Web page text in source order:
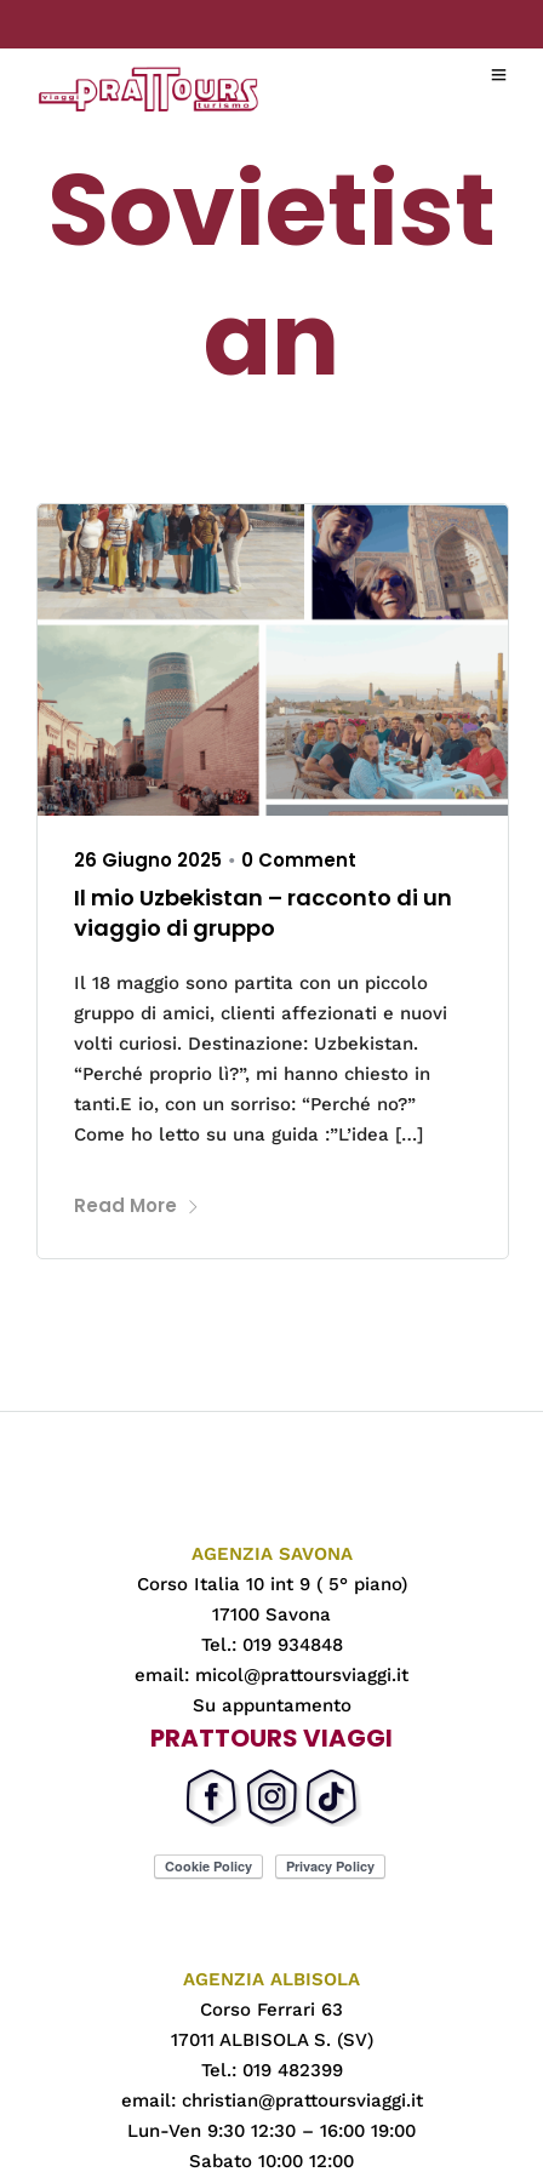
Sovietist
an
26 Giugno 2025 • 0 Comment
Il mio Uzbekistan – racconto di un
viaggio di gruppo
Il 18 maggio sono partita con un piccolo
gruppo di amici, clienti affezionati e nuovi
volti curiosi. Destinazione: Uzbekistan.
“Perché proprio lì?”, mi hanno chiesto in
tanti.E io, con un sorriso: “Perché no?”
Come ho letto su una guida :”L’idea […]
Read More
AGENZIA SAVONA
Corso Italia 10 int 9 ( 5° piano)
17100 Savona
Tel.: 019 934848
email: micol@prattoursviaggi.it
Su appuntamento
PRATTOURS VIAGGI
AGENZIA ALBISOLA
Corso Ferrari 63
17011 ALBISOLA S. (SV)
Tel.: 019 482399
email: christian@prattoursviaggi.it
Lun-Ven 9:30 12:30 – 16:00 19:00
Sabato 10:00 12:00